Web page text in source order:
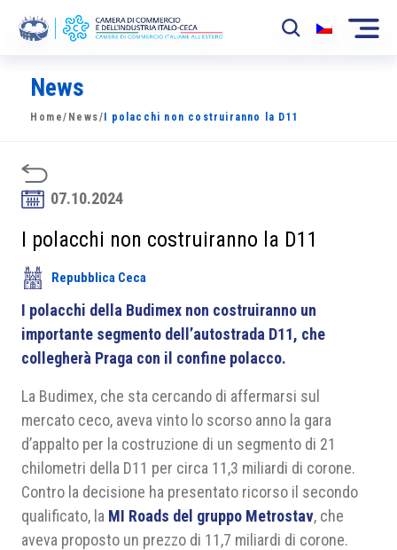
La Camera
News
Eventi
Sviluppo Mercato
Soci
Partner
Progetti
Area riservata
News
Home/ News/ I polacchi non costruiranno la D11
07.10.2024
I polacchi non costruiranno la D11
Repubblica Ceca
I polacchi della Budimex non costruiranno un
importante segmento dell’autostrada D11, che
collegherà Praga con il confine polacco.
La Budimex, che sta cercando di affermarsi sul
mercato ceco, aveva vinto lo scorso anno la gara
d’appalto per la costruzione di un segmento di 21
chilometri della D11 per circa 11,3 miliardi di corone.
Contro la decisione ha presentato ricorso il secondo
qualificato, la MI Roads del gruppo Metrostav, che
aveva proposto un prezzo di 11,7 miliardi di corone.